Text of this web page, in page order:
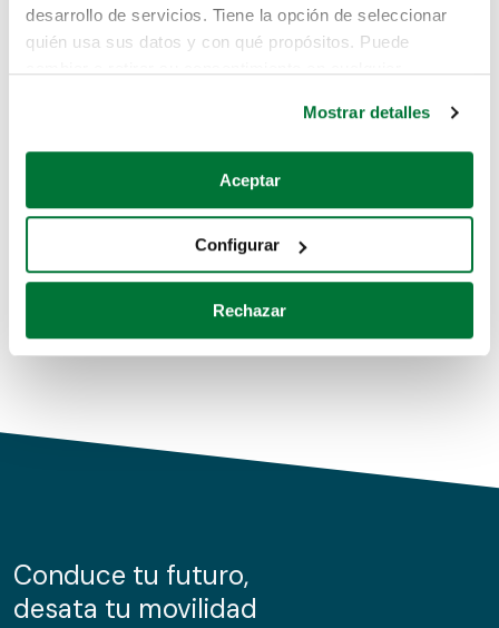
desarrollo de servicios. Tiene la opción de seleccionar
quién usa sus datos y con qué propósitos. Puede
Si lo permite, también quisiéramos:
Recopilar información sobre su ubicación geográfica
Identificar su dispositivo analizándolo activamente
para buscar características específicas (huellas
Obtenga más información sobre cómo se procesan sus
de cookies.
información sobre el uso que haga del sitio web con
nuestros partners de redes sociales, publicidad y análisis
Mostrar detalles
Aceptar
Configurar
Rechazar
Pero puedes encontrar el coche que estás
buscando en alguno de estos enlaces:
Coches de segunda mano
Coches de km0
Conduce tu futuro,
desata tu movilidad